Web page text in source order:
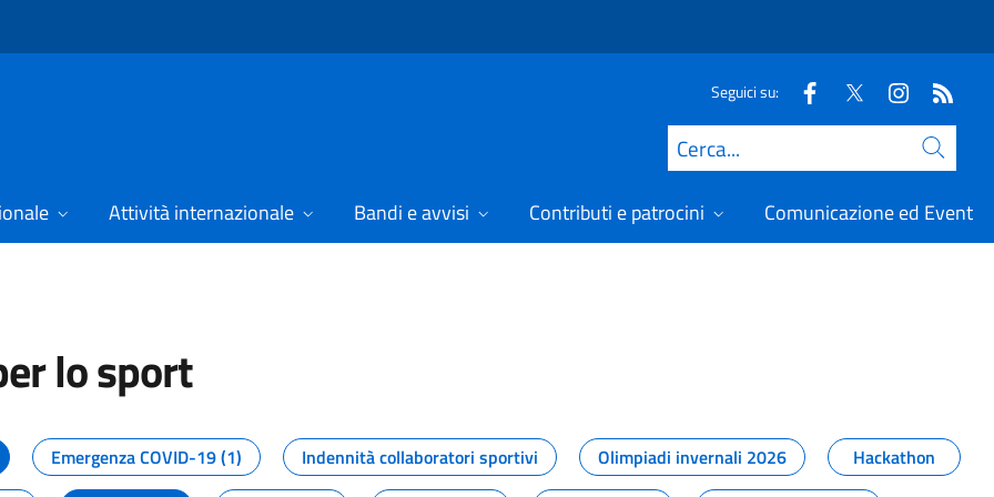
Seguici su:
Cerca
Attività internazionale Bandi e avvisi Contributi e patrocini Comunicazione ed Eventi
lo sport
dal Dipartimento per lo sport
Emergenza COVID-19 (1) Indennità collaboratori sportivi Olimpiadi invernali 2026
Hackathon